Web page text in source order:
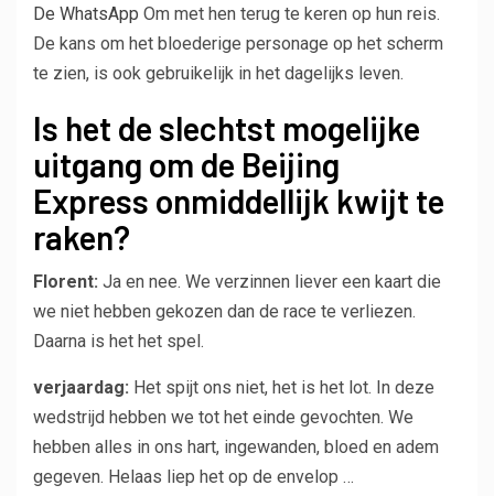
De WhatsApp Om met hen terug te keren op hun reis.
De kans om het bloederige personage op het scherm
te zien, is ook gebruikelijk in het dagelijks leven.
Is het de slechtst mogelijke
uitgang om de Beijing
Express onmiddellijk kwijt te
raken?
Florent: Ja en nee. We verzinnen liever een kaart die
we niet hebben gekozen dan de race te verliezen.
Daarna is het het spel.
verjaardag: Het spijt ons niet, het is het lot. In deze
wedstrijd hebben we tot het einde gevochten. We
hebben alles in ons hart, ingewanden, bloed en adem
gegeven. Helaas liep het op de envelop …